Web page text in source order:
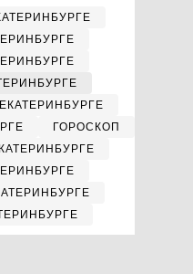
ГОРОСКОП